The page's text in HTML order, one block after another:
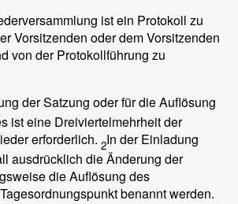
ist ein Protokoll zu
Vorsitzenden oder dem Vorsitzenden
von der Protokollführung zu
der Satzung oder für die Auflösung
ist eine Dreiviertelmehrheit der
erforderlich. 2In der Einladung
ausdrücklich die Änderung der
die Auflösung des
benannt werden.